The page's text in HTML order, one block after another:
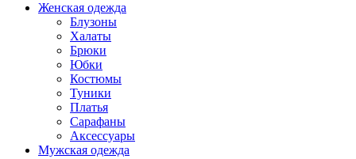
Женская одежда
Блузоны
Халаты
Брюки
Юбки
Костюмы
Туники
Платья
Сарафаны
Аксессуары
Мужская одежда